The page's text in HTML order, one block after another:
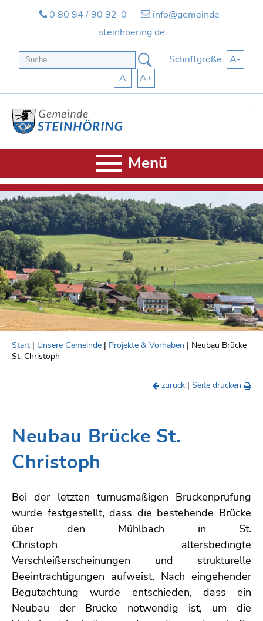
0 80 94 / 90 92-0
info@gemeinde-
steinhoering.de
Schriftgröße: A-
A
A+
Menü
Start | Unsere Gemeinde | Projekte & Vorhaben | Neubau Brücke
St. Christoph
zurück | Seite drucken
Neubau Brücke St.
Christoph
Bei der letzten turnusmäßigen Brückenprüfung
wurde festgestellt, dass die bestehende Brücke
über den Mühlbach in St.
Christoph altersbedingte
Verschleißerscheinungen und strukturelle
Beeinträchtigungen aufweist. Nach eingehender
Begutachtung wurde entschieden, dass ein
Neubau der Brücke notwendig ist, um die